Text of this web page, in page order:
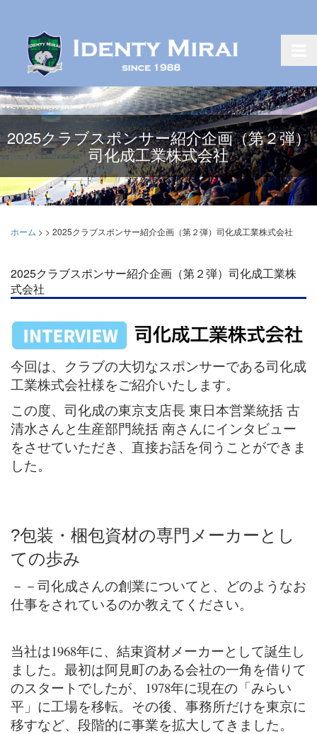
2025クラブスポンサー紹介企画（第２弾）
司化成工業株式会社
ホーム > > 2025クラブスポンサー紹介企画（第２弾）司化成工業株式会社
2025クラブスポンサー紹介企画（第２弾）司化成工業株
式会社
今回は、クラブの大切なスポンサーである司化成
工業株式会社様をご紹介いたします。
この度、司化成の東京支店長 東日本営業統括 古
清水さんと生産部門統括 南さんにインタビュー
をさせていただき、直接お話を伺うことができま
した。
?包装・梱包資材の専門メーカーとし
ての歩み
－－ 司化成さんの創業についてと、どのようなお
仕事をされているのか教えてください。
当社は1968年に、結束資材メーカーとして誕生し
ました。最初は阿見町のある会社の一角を借りて
のスタートでしたが、1978年に現在の「みらい
平」に工場を移転。その後、事務所だけを東京に
移すなど、段階的に事業を拡大してきました。